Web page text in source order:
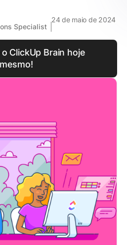
Specialist
24 de maio de 2024
ClickUp Brain hoje
mesmo!